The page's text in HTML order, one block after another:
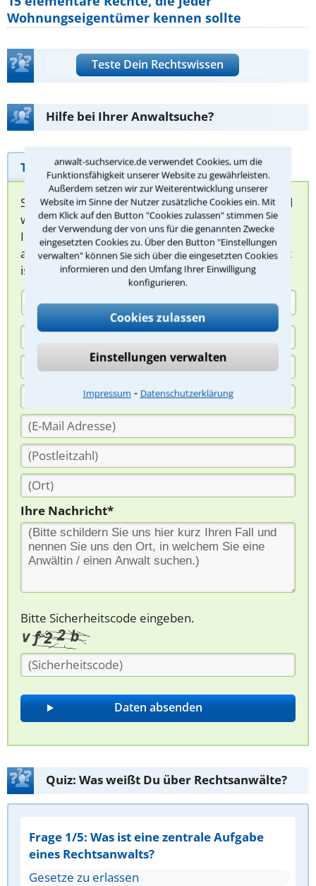
anwalt-suchservice.de verwendet Cookies, um die
Funktionsfähigkeit unserer Website zu gewährleisten.
Außerdem setzen wir zur Weiterentwicklung unserer
Website im Sinne der Nutzer zusätzliche Cookies ein. Mit
dem Klick auf den Button "Cookies zulassen" stimmen Sie
der Verwendung der von uns für die genannten Zwecke
eingesetzten Cookies zu. Über den Button "Einstellungen
verwalten" können Sie sich über die eingesetzten Cookies
informieren und den Umfang Ihrer Einwilligung
konfigurieren.
Cookies zulassen
Einstellungen verwalten
Impressum ⁃ Datenschutzerklärung
Wohnungseigentümer kennen sollte
Teste Dein Rechtswissen
Hilfe bei Ihrer Anwaltsuche?
Telefonhilfe Beratungsanfrage
Sie können hier Ihren Fall schildern. Anschließend
werden sich spezialisierte Rechtsanwälte bei
Ihnen melden, um das weitere Vorgehen
abzuklären. Die Rückmeldung durch einen Anwalt
ist für Sie kostenlos.
(Anrede)
Ihre Nachricht*
Bitte Sicherheitscode eingeben.
Quiz: Was weißt Du über Rechtsanwälte?
Frage 1/5: Was ist eine zentrale Aufgabe
eines Rechtsanwalts?
Gesetze zu erlassen